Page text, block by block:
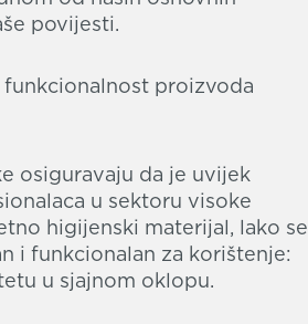
povijesti.
funkcionalnost proizvoda
osiguravaju da je uvijek
u sektoru visoke
higijenski materijal, lako se
i funkcionalan za korištenje:
u sjajnom oklopu.